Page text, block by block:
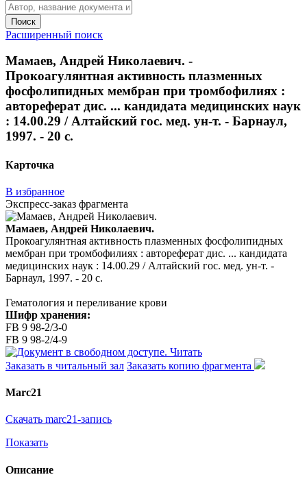
Поиск
Расширенный поиск
Мамаев, Андрей Николаевич. -
Прокоагулянтная активность плазменных
фосфолипидных мембран при тромбофилиях :
автореферат дис. ... кандидата медицинских наук
: 14.00.29 / Алтайский гос. мед. ун-т. - Барнаул,
1997. - 20 с.
Карточка
В избранное
Экспресс-заказ фрагмента
Мамаев, Андрей Николаевич.
Прокоагулянтная активность плазменных фосфолипидных
мембран при тромбофилиях : автореферат дис. ... кандидата
медицинских наук : 14.00.29 / Алтайский гос. мед. ун-т. -
Барнаул, 1997. - 20 с.
Гематология и переливание крови
Шифр хранения:
FB 9 98-2/3-0
FB 9 98-2/4-9
Читать
Заказать в читальный зал Заказать копию фрагмента
Marc21
Скачать marc21-запись
Показать
Описание